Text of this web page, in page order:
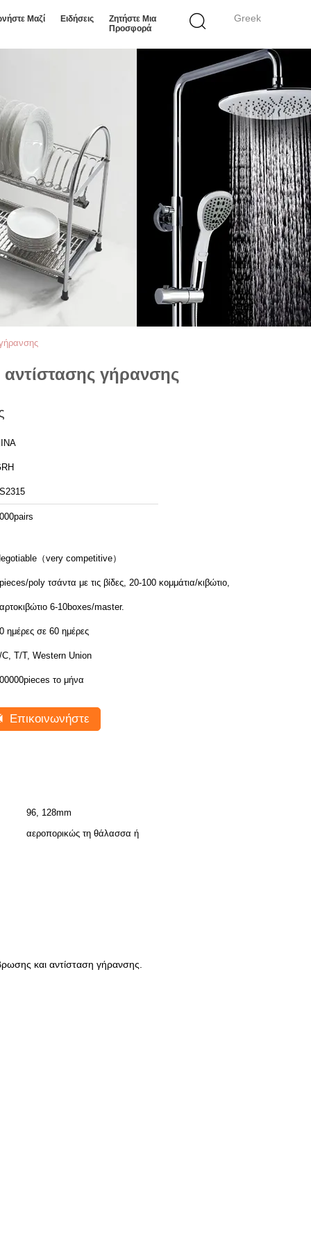
Greek
Μαζί Ειδήσεις
Ζητήστε Μια
Προσφορά
γήρανσης
（very competitive）
poly τσάντα με τις βίδες, 20-100 κομμάτια/κιβώτιο,
6-10boxes/master.
ημέρες σε 60 ημέρες
C, T/T, Western Union
το μήνα
Επικοινωνήστε
96, 128mm
αεροπορικώς τη θάλασσα ή
και αντίσταση γήρανσης.